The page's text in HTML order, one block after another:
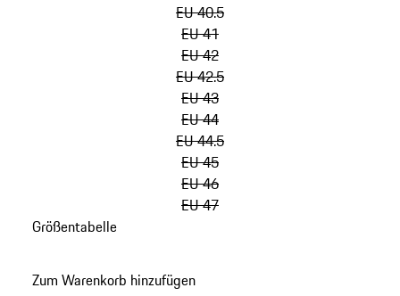
EU 40.5
EU 41
EU 42
EU 42.5
EU 43
EU 44
EU 44.5
EU 45
EU 46
EU 47
Varianten
Größentabelle
Zum Warenkorb hinzufügen